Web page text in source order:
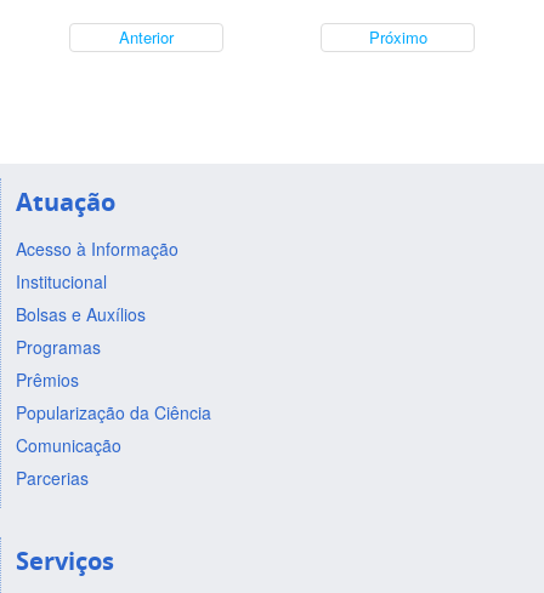
Anterior Próximo
Atuação
Acesso à Informação
Institucional
Bolsas e Auxílios
Programas
Prêmios
Popularização da Ciência
Comunicação
Parcerias
Serviços